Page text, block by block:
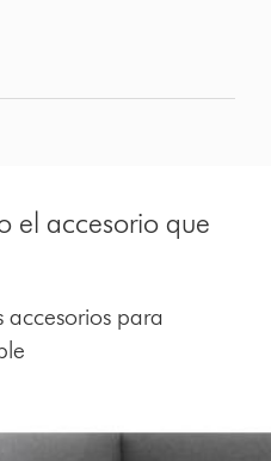
el accesorio que
accesorios para